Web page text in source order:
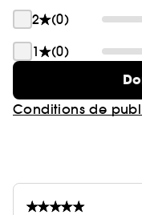
2
(0)
1
(0)
Conditions de